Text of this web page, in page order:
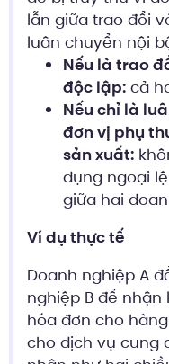
lẫn giữa trao đổi
luân chuyển nội
Nếu là trao
độc lập: cả
Nếu chỉ là
đơn vị phụ
sản xuất:
dụng ngoại
giữa hai
Ví dụ thực tế
Doanh nghiệp A
nghiệp B để nhận
hóa đơn cho
cho dịch vụ cung